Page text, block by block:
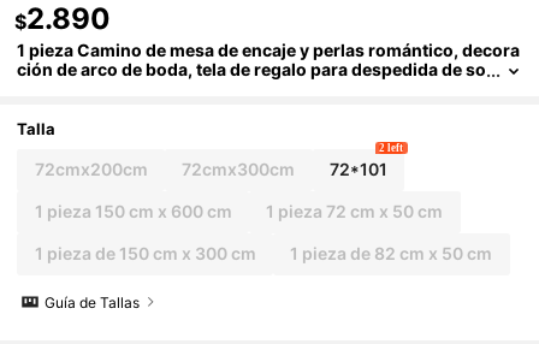
$2.890
1 pieza Camino de mesa de encaje y perlas romántico, decora
ción de arco de boda, tela de regalo para despedida de so
mesa de postres
Talla
72cmx200cm 72cmx300cm 72*101
2 left
1 pieza 150 cm x 600 cm 1 pieza 72 cm x 50 cm
1 pieza de 150 cm x 300 cm 1 pieza de 82 cm x 50 cm
Guía de Tallas